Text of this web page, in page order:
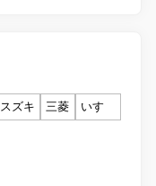
スズキ 三菱
いすゞ